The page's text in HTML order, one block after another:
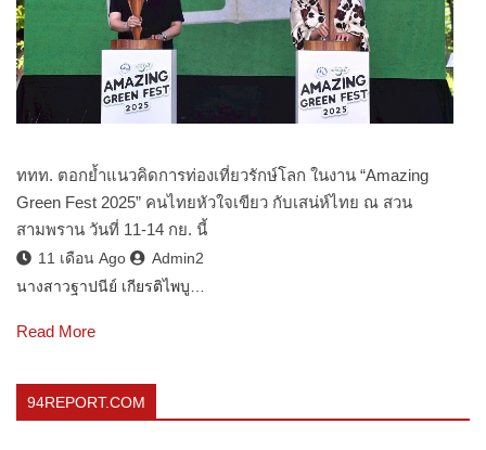
ททท. ตอกย้ำแนวคิดการท่องเที่ยวรักษ์โลก ในงาน “Amazing
Green Fest 2025” คนไทยหัวใจเขียว กับเสน่ห์ไทย ณ สวน
สามพราน วันที่ 11-14 กย. นี้
11 เดือน Ago
Admin2
นางสาวฐาปนีย์ เกียรติไพบู…
Read More
94REPORT.COM